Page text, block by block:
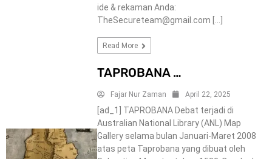
ide & rekaman Anda:
TheSecureteam@gmail.com […]
Read More
TAPROBANA …
Fajar Nur Zaman April 22, 2025
[ad_1] TAPROBANA Debat terjadi di
Australian National Library (ANL) Map
Gallery selama bulan Januari-Maret 2008
atas peta Taprobana yang dibuat oleh